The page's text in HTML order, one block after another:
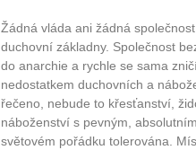
Žádná vláda ani žádná
duchovní základny. Společnost
do anarchie a rychle se sama
nedostatkem duchovních a
řečeno, nebude to křesťanství,
náboženství s pevným,
světovém pořádku tolerována.